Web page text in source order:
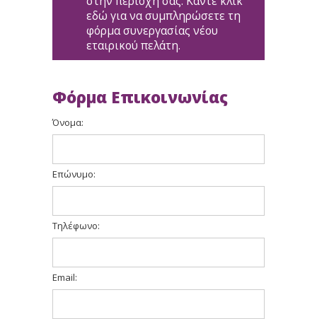
εδώ για να συμπληρώσετε τη
φόρμα συνεργασίας νέου
εταιρικού πελάτη.
Φόρμα Επικοινωνίας
Όνομα:
Επώνυμο:
Τηλέφωνο:
Email: